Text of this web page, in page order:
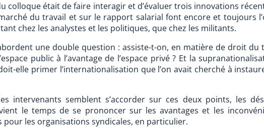
colloque était de faire interagir et d’évaluer trois innovations
du travail et sur le rapport salarial font encore et toujours
chez les analystes et les politiques, que chez les militants.
une double question : assiste-t-on, en matière de droit du
public à l’avantage de l’espace privé ? Et la
elle primer l’internationalisation que l’on avait cherché à
intervenants semblent s’accorder sur ces deux points, les
le temps de se prononcer sur les avantages et les
pour les organisations syndicales, en particulier.